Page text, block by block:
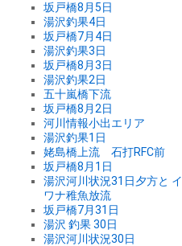
坂戸橋8月5日
湯沢釣果4日
坂戸橋7月4日
湯沢釣果3日
坂戸橋8月3日
湯沢釣果2日
五十嵐橋下流
坂戸橋8月2日
河川情報小出エリア
湯沢釣果1日
姥島橋上流 石打RFC前
坂戸橋8月1日
湯沢河川状況31日夕方と イ
ワナ稚魚放流
坂戸橋7月31日
湯沢 釣果 30日
湯沢河川状況30日